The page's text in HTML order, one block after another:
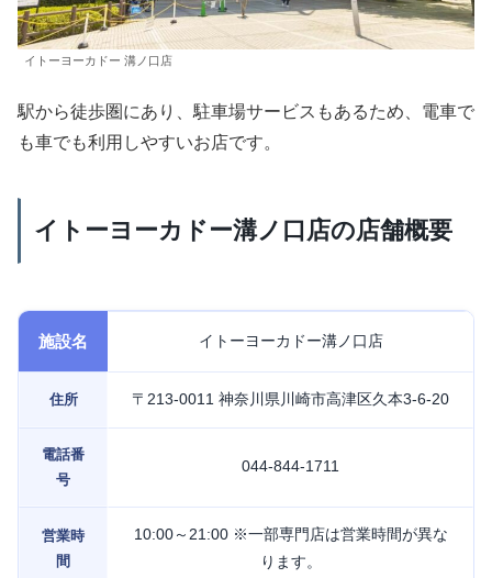
イトーヨーカドー 溝ノ口店
駅から徒歩圏にあり、駐車場サービスもあるため、電車で
も車でも利用しやすいお店です。
イトーヨーカドー溝ノ口店の店舗概要
施設名 イトーヨーカドー溝ノ口店
住所 〒213-0011 神奈川県川崎市高津区久本3-6-20
電話番
号
044-844-1711
営業時
間
10:00～21:00 ※一部専門店は営業時間が異な
ります。